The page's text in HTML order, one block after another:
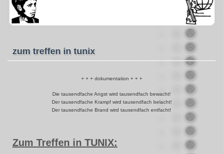
zum treffen in tunix
+ + + dokumentation + + +
Die tausendfache Angst wird tausendfach bewacht!
Der tausendfache Krampf wird tausendfach belacht!
Der tausendfache Brand wird tausendfach entfacht!
Zum Treffen in TUNIX: